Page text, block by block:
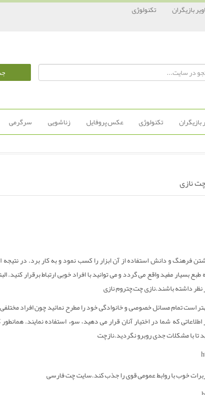
بازیگران
تکنولوژی
بازیگران تکنولوژی عکس پروفایل زناشویی سرگرمی
نازی
فرهنگ و دانش استفاده از آن ابزار را کسب نمود و به کار برد. در نتیجه
مفید واقع می گردد و می توانید با افراد خوبی ارتباط برقرار کنید.
داشته باشند.نازی چت,چتروم نازی
است تمام مسائل خصوصی و خانوادگی خود را مطرح نمائید چون افراد
که شما در اختیار آنان قرار می دهید، سوء استفاده نمایند.
تا با مشکلات جدی روبرو نگردید.نازچت
خوب با روابط عمومی قوی را جذب کند.سایت چت فارسی